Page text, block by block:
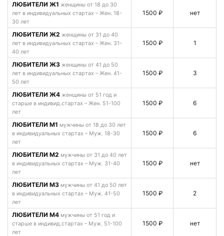
ЛЮБИТЕЛИ Ж1 женщины от 18 до 30
лет в индивидуальных стартах – Жен. 18-
30 лет
1500 ₽ нет
ЛЮБИТЕЛИ Ж2 женщины от 31 до 40
лет в индивидуальных стартах – Жен. 31-
40 лет
1500 ₽ 1
ЛЮБИТЕЛИ Ж3 женщины от 41 до 50
лет в индивидуальных стартах – Жен. 41-
50 лет
1500 ₽ 3
ЛЮБИТЕЛИ Ж4 женщины от 51 год и
старше в индивид.стартах – Жен. 51-100
лет
1500 ₽ 6
ЛЮБИТЕЛИ М1 мужчины от 18 до 30 лет
в индивидуальных стартах – Муж. 18-30
лет
1500 ₽ 6
ЛЮБИТЕЛИ М2 мужчины от 31 до 40 лет
в индивидуальных стартах – Муж. 31-40
лет
1500 ₽ нет
ЛЮБИТЕЛИ М3 мужчины от 41 до 50 лет
в индивидуальных стартах – Муж. 41-50
лет
1500 ₽ 2
ЛЮБИТЕЛИ М4 мужчины от 51 год и
старше в индивид.стартах – Муж. 51-100
лет
1500 ₽ нет